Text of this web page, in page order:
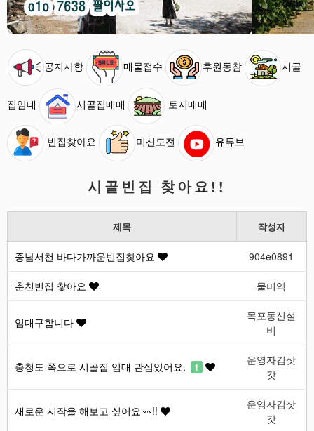
공지사항 매물접수 후원동참 시골
집임대 시골집매매 토지매매
빈집찾아요 미션도전 유튜브
시골빈집 찾아요!!
제목 작성자
중남서천 바다가까운빈집찾아요 904e0891
춘천빈집 찿아요 물미역
임대구함니다
목포동신설
비
충청도 쪽으로 시골집 임대 관심있어요. 1
운영자김삿
갓
새로운 시작을 해보고 싶어요~~!!
운영자김삿
갓